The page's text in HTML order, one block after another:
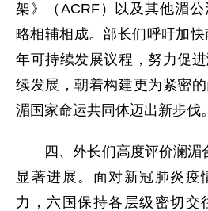
架》（ACRF）以及其他湄
略相辅相成。部长们呼吁加
年可持续发展议程，努力促
续发展，朝着构建更为紧密
湄国家命运共同体迈出新步伐。
四、外长们高度评价澜湄
显著进展。面对新冠肺炎疫
力，六国保持各层级密切交